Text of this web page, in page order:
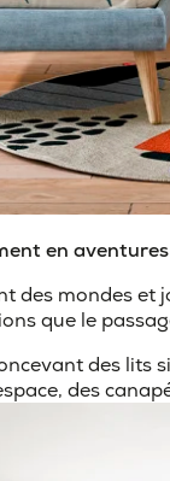
en aventures
des mondes
que le
des
des